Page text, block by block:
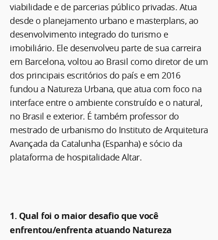
viabilidade e de parcerias público privadas. Atua
desde o planejamento urbano e masterplans, ao
desenvolvimento integrado do turismo e
imobiliário. Ele desenvolveu parte de sua carreira
em Barcelona, voltou ao Brasil como diretor de um
dos principais escritórios do país e em 2016
fundou a Natureza Urbana, que atua com foco na
interface entre o ambiente construído e o natural,
no Brasil e exterior. É também professor do
mestrado de urbanismo do Instituto de Arquitetura
Avançada da Catalunha (Espanha) e sócio da
plataforma de hospitalidade Altar.
1. Qual foi o maior desafio que você
enfrentou/enfrenta atuando Natureza